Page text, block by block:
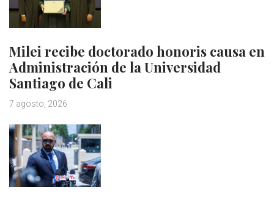
Milei recibe doctorado honoris causa en
Administración de la Universidad
Santiago de Cali
7 agosto, 2026